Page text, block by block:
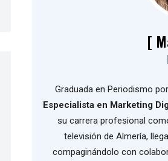
[
Graduada en Periodismo
Especialista en Marketing
su carrera profesional
televisión de Almería,
compaginándolo con